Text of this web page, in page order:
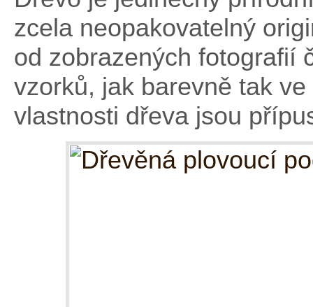
zcela neopakovatelný
od zobrazených fotografií
vzorků, jak barevně tak
vlastnosti dřeva jsou